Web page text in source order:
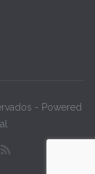
- Powered